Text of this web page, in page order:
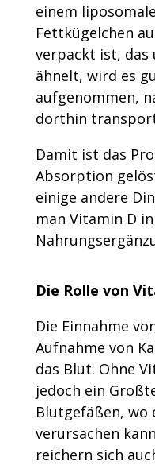
einem
Fettkügelchen
verpackt ist, das
ähnelt, wird es
aufgenommen,
dorthin
Damit ist das
Absorption
einige andere
man Vitamin D
Die Rolle von
Die Einnahme
Aufnahme von
das Blut. Ohne
jedoch ein
Blutgefäßen, wo
verursachen
reichern sich